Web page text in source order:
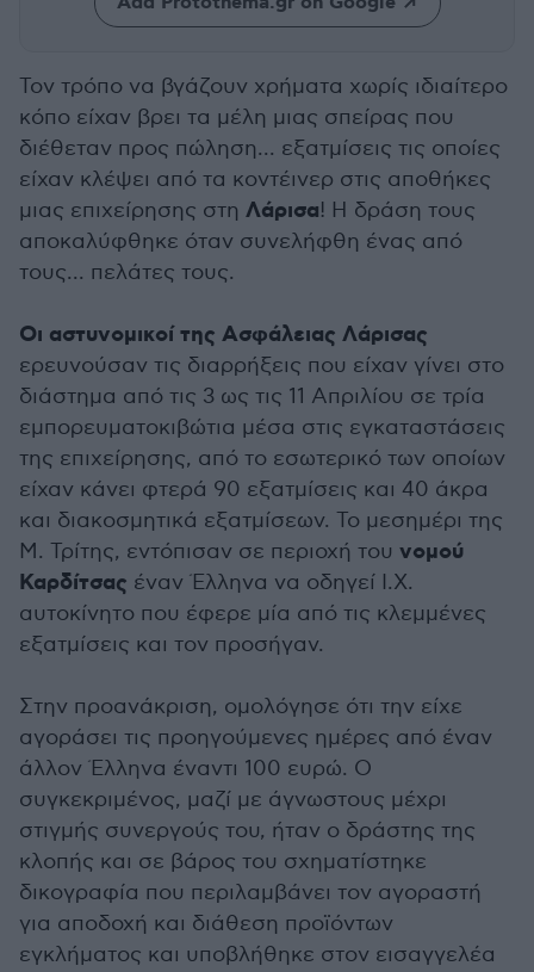
Τον τρόπο να βγάζουν χρήματα χωρίς ιδιαίτερο
κόπο είχαν βρει τα μέλη μιας σπείρας που
διέθεταν προς πώληση... εξατμίσεις τις οποίες
είχαν κλέψει από τα κοντέινερ στις αποθήκες
μιας επιχείρησης στη Λάρισα! Η δράση τους
αποκαλύφθηκε όταν συνελήφθη ένας από
τους... πελάτες τους.
Οι αστυνομικοί της Ασφάλειας Λάρισας
ερευνούσαν τις διαρρήξεις που είχαν γίνει στο
διάστημα από τις 3 ως τις 11 Απριλίου σε τρία
εμπορευματοκιβώτια μέσα στις εγκαταστάσεις
της επιχείρησης, από το εσωτερικό των οποίων
είχαν κάνει φτερά 90 εξατμίσεις και 40 άκρα
και διακοσμητικά εξατμίσεων. Το μεσημέρι της
Μ. Τρίτης, εντόπισαν σε περιοχή του νομού
Καρδίτσας έναν Έλληνα να οδηγεί Ι.Χ.
αυτοκίνητο που έφερε μία από τις κλεμμένες
εξατμίσεις και τον προσήγαν.
Στην προανάκριση, ομολόγησε ότι την είχε
αγοράσει τις προηγούμενες ημέρες από έναν
άλλον Έλληνα έναντι 100 ευρώ. Ο
συγκεκριμένος, μαζί με άγνωστους μέχρι
στιγμής συνεργούς του, ήταν ο δράστης της
κλοπής και σε βάρος του σχηματίστηκε
δικογραφία που περιλαμβάνει τον αγοραστή
για αποδοχή και διάθεση προϊόντων
εγκλήματος και υποβλήθηκε στον εισαγγελέα